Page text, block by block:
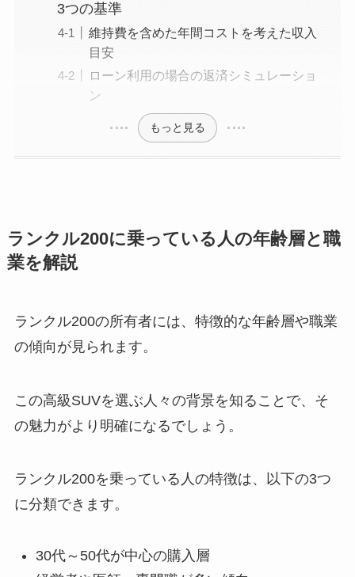
3つの基準
維持費を含めた年間コストを考えた収入
目安
ローン利用の場合の返済シミュレーショ
ン
もっと見る
ランクル200に乗っている人の年齢層と職
業を解説
ランクル200の所有者には、特徴的な年齢層や職業
の傾向が見られます。
この高級SUVを選ぶ人々の背景を知ることで、そ
の魅力がより明確になるでしょう。
ランクル200を乗っている人の特徴は、以下の3つ
に分類できます。
30代～50代が中心の購入層